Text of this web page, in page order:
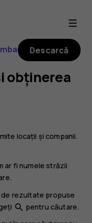
Descarcă
obținerea
locații și companii.
ar fi numele străzii
rezultate propuse
search pentru căutare.